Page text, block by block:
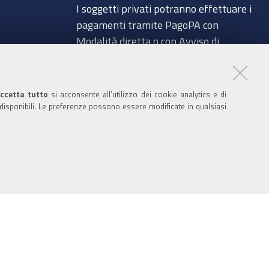
tutto si acconsente all’utilizzo dei cookie analytics e di
Le preferenze possono essere modificate in qualsiasi
I soggetti privati potranno effettuare i
pagamenti tramite PagoPA con
Modalità diretta o con Avviso di
Codice IBAN per le pubbliche
amministrazioni comprese nel regime di